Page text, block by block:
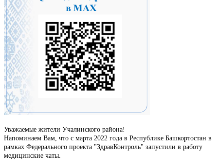
Уважаемые жители Учалинского района!
Напоминаем Вам, что с марта 2022 года в Республике Башкортостан в
рамках Федерального проекта "ЗдравКонтроль" запустили в работу
медицинские чаты.